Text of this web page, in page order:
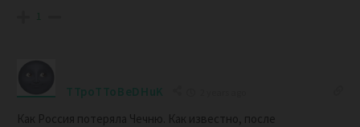
1
TTpoTToBeDHuK
Как Россия потеряла Чечню. Как известно, после